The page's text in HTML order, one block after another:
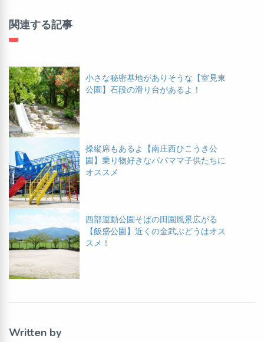
関連する記事
小さな秘密基地がありそうな【室見東
公園】石段の滑り台があるよ！
操縦席もあるよ【南庄西ひこうき公
園】乗り物好きなパパママ子供たちに
オススメ
西部運動公園そばの田園風景広がる
【飯盛公園】近くの金武ぶどうはオス
スメ！
Written by